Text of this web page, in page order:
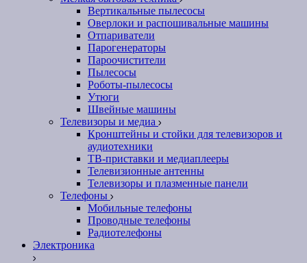
Вертикальные пылесосы
Оверлоки и распошивальные машины
Отпариватели
Парогенераторы
Пароочистители
Пылесосы
Роботы-пылесосы
Утюги
Швейные машины
Телевизоры и медиа
Кронштейны и стойки для телевизоров и
аудиотехники
ТВ-приставки и медиаплееры
Телевизионные антенны
Телевизоры и плазменные панели
Телефоны
Мобильные телефоны
Проводные телефоны
Радиотелефоны
Электроника